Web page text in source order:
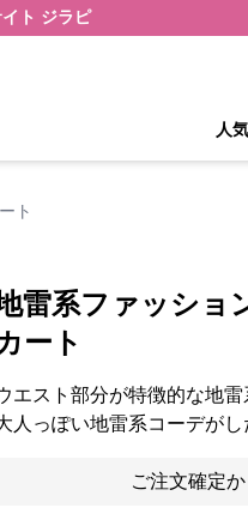
ト ジラピ
人
ト
雷系ファッショ
ート
エスト部分が特徴的な地
人っぽい地雷系コーデが
ご注文確定